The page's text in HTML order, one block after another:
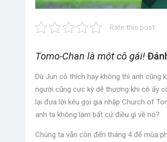
Rate this post
Tomo-Chan là một cô gái!
Dù Jun có thích hay không thì anh cũng
người cũng cực kỳ dễ thương khi cô ấy
lại đưa lời kêu gọi gia nhập Church of
anh ta không làm bất cứ điều gì về nó?
Chúng ta vẫn còn đến tháng 4 để mùa